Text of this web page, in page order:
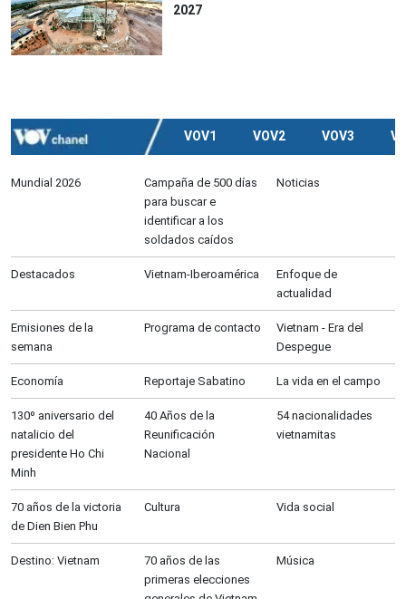
2027
VOV1 VOV2 VOV3
Mundial 2026
Campaña de 500 días
para buscar e
identificar a los
soldados caídos
Noticias
Destacados Vietnam-Iberoamérica
Enfoque de
actualidad
Emisiones de la
semana
Programa de contacto
Vietnam - Era del
Despegue
Economía Reportaje Sabatino La vida en el campo
130º aniversario del
natalicio del
presidente Ho Chi
Minh
40 Años de la
Reunificación
Nacional
54 nacionalidades
vietnamitas
70 años de la victoria
de Dien Bien Phu
Cultura Vida social
Destino: Vietnam
70 años de las
primeras elecciones
Música